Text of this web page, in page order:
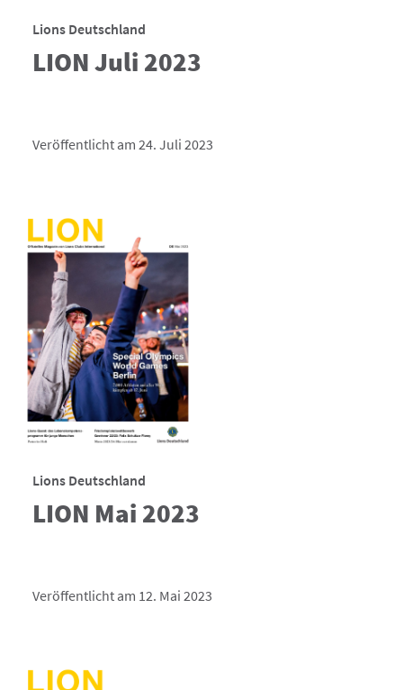
Lions Deutschland
LION Juli 2023
Veröffentlicht am 24. Juli 2023
Lions Deutschland
LION Mai 2023
Veröffentlicht am 12. Mai 2023